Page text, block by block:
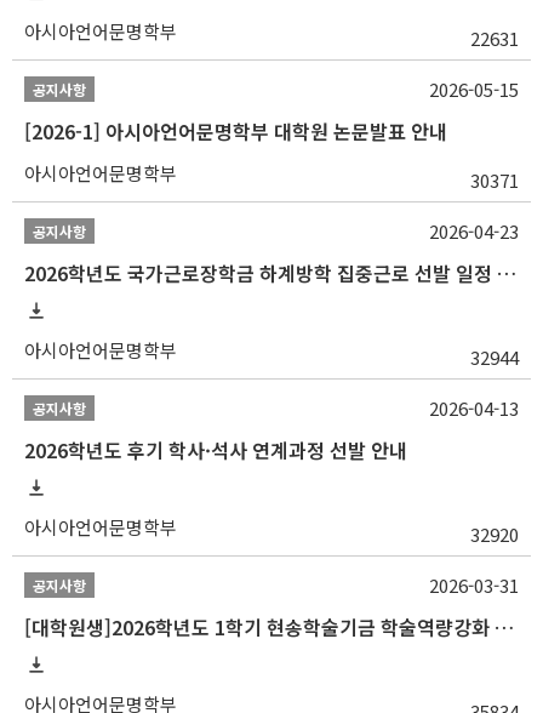
아시아언어문명학부 22631
공지사항
[2026-1] 아시아언어문명학부 대학원 논문발표 안내
아시아언어문명학부 30371
2026-05-15
공지사항
2026학년도 국가근로장학금 하계방학 집중근로 선발 일정 안내
아시아언어문명학부 32944
2026-04-23
공지사항
2026학년도 후기 학사·석사 연계과정 선발 안내
아시아언어문명학부 32920
2026-04-13
공지사항
[대학원생]2026학년도 1학기 현송학술기금 학술역량강화 사업 안내
아시아언어문명학부
2026-03-31